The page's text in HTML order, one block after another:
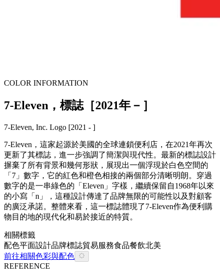
COLOR INFORMATION
7-Eleven，標誌［2021年－］
7-Eleven, Inc. Logo [2021 - ]
7-Eleven，這家起源於美國的全球連鎖便利店，在2021年再次
更新了其標誌，進一步強調了簡潔與現代性。最新的標誌設計
摒棄了所有背景和幾何形狀，展現出一個浮現於白色空間的
「7」數字，它的紅色和橙色相接的兩個部分清晰明朗。穿過
數字的是一串綠色的「Eleven」字樣，繼續保留自1968年以來
的小寫「n」，這種設計傳達了品牌無限的可能性以及對顧客
的廣泛承諾。整體來看，這一標誌體現了7-Eleven作為便利購
物目的地的現代化和易於接近的特質。
相關標籤
配色平面設計品牌標誌貿易服務食品餐飲北美
前往相關色彩與配色
REFERENCE